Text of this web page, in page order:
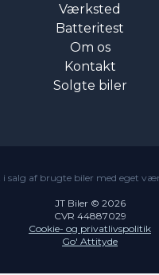
Værksted
Batteritest
Om os
Kontakt
Solgte biler
i salg af brugte biler med eget
JT Biler © 2026
CVR 44887029
Cookie- og privatlivspolitik
Go' Attityde